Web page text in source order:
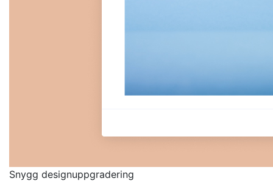
Snygg designuppgradering